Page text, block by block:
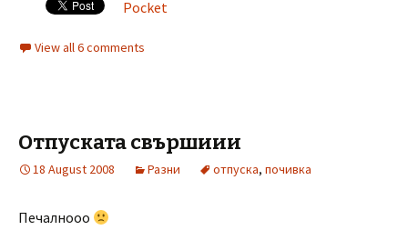
Pocket
View all 6 comments
Отпуската свършиии
18 August 2008 Разни отпуска, почивка
Печалнооо